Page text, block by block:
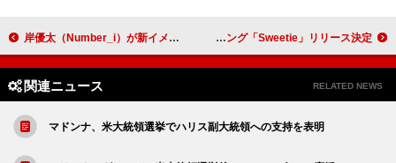
岸優太（Number_i）が新イメージキャラクター、「ヒビケアシリーズ」新TVCMの放映スタート ME:I初のウィンターソング「Sweetie」リリース決定
関連ニュース RELATED NEWS
マドンナ、米大統領選挙でハリス副大統領への支持を表明